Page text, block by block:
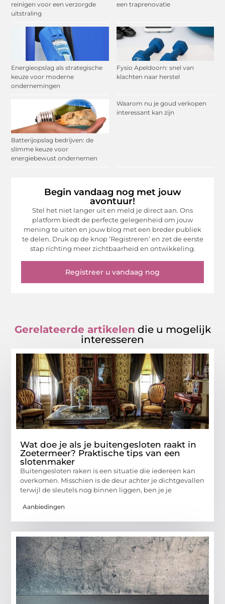
reinigen voor een verzorgde
uitstraling
een traprenovatie
Energieopslag als strategische
keuze voor moderne
ondernemingen
Fysio Apeldoorn: snel van
klachten naar herstel
Batterijopslag bedrijven: de
slimme keuze voor
energiebewust ondernemen
Waarom nu je goud verkopen
interessant kan zijn
Begin vandaag nog met jouw
avontuur!
Stel het niet langer uit en meld je direct aan. Ons
platform biedt de perfecte gelegenheid om jouw
mening te uiten en jouw blog met een breder publiek
te delen. Druk op de knop ‘Registreren’ en zet de eerste
stap richting meer zichtbaarheid en ontwikkeling.
Registreer u vandaag nog
Gerelateerde artikelen die u mogelijk
interesseren
Wat doe je als je buitengesloten raakt in
Zoetermeer? Praktische tips van een
slotenmaker
Buitengesloten raken is een situatie die iedereen kan
overkomen. Misschien is de deur achter je dichtgevallen
terwijl de sleutels nog binnen liggen, ben je je
Aanbiedingen